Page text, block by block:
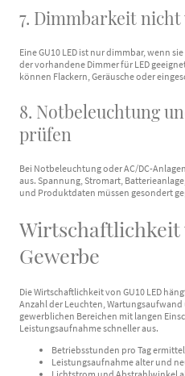
7. Dimmbarkeit nicht
Eine GU10 LED ist nur dimmbar, wenn
der vorhandene Dimmer für LED
können Flackern, Geräusche oder
8. Notbeleuchtung
prüfen
Bei Notbeleuchtung oder AC/DC-
aus. Spannung, Stromart,
und Produktdaten müssen gesondert
Wirtschaftlichkeit
Gewerbe
Die Wirtschaftlichkeit von GU10 LED
Anzahl der Leuchten,
gewerblichen Bereichen mit langen
Leistungsaufnahme schneller aus.
Betriebsstunden pro Tag
Leistungsaufnahme alter und